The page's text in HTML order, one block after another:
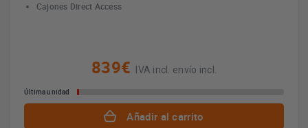
Cajones Direct Access
839€ IVA incl. envío incl.
Última unidad
Añadir al carrito